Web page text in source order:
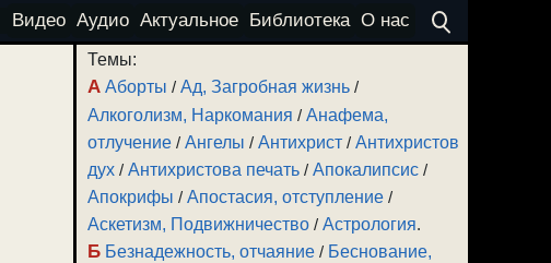
Видео Аудио Актуальное Библиотека О нас
Темы:
А Аборты /Ад, Загробная жизнь /
Алкоголизм, Наркомания /Анафема,
отлучение /Ангелы /Антихрист /Антихристов
дух /Антихристова печать /Апокалипсис /
Апокрифы /Апостасия, отступление /
Аскетизм, Подвижничество /Астрология.
Б Безнадежность, отчаяние / Беснование,